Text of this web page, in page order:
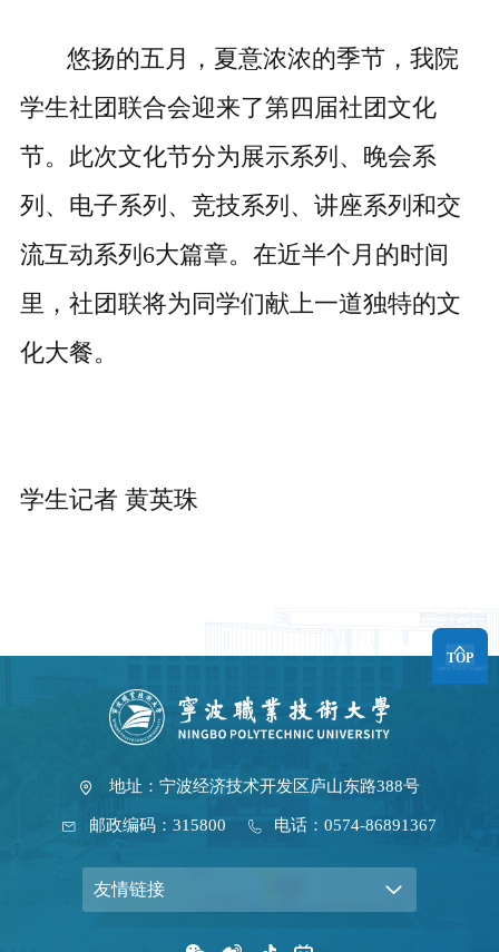
悠扬的五月，夏意浓浓的季节，我院
学生社团联合会迎来了第四届社团文化
节。此次文化节分为展示系列、晚会系
列、电子系列、竞技系列、讲座系列和交
流互动系列6大篇章。在近半个月的时间
里，社团联将为同学们献上一道独特的文
化大餐。
学生记者 黄英珠
TOP
地址：宁波经济技术开发区庐山东路388号
邮政编码：315800 电话：0574-86891367
友情链接